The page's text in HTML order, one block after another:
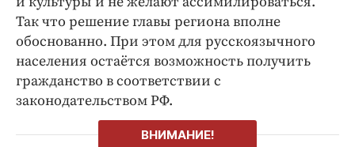
Так что решение главы региона вполне
обоснованно. При этом для русскоязычного
населения остаётся возможность получить
гражданство в соответствии с
законодательством РФ.
ВНИМАНИЕ!